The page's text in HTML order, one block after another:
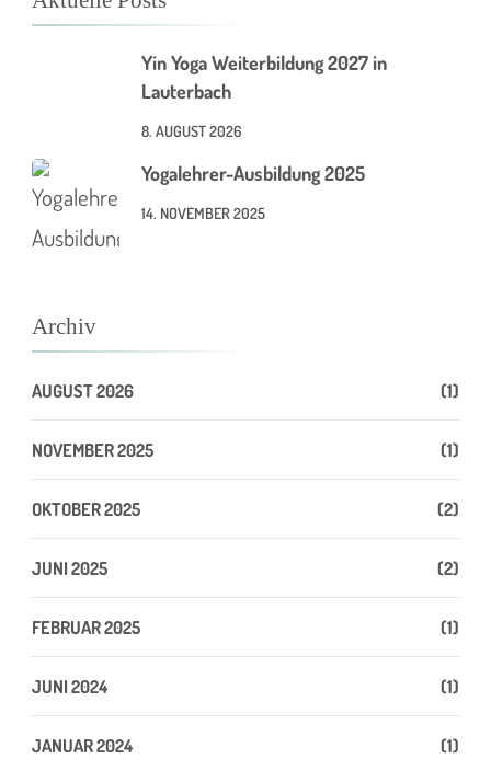
Yin Yoga Weiterbildung 2027 in
Lauterbach
8. AUGUST 2026
Yogalehrer-Ausbildung 2025
14. NOVEMBER 2025
Archiv
AUGUST 2026 (1)
NOVEMBER 2025 (1)
OKTOBER 2025 (2)
JUNI 2025 (2)
FEBRUAR 2025 (1)
JUNI 2024 (1)
JANUAR 2024 (1)